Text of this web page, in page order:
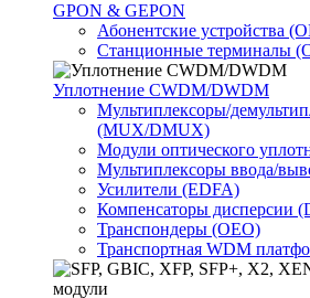
GPON & GEPON
Абонентские устройства
Станционные терминалы
Уплотнение CWDM/DWDM
Мультиплексоры/
(MUX/DMUX)
Модули оптического
Мультиплексоры ввода/
Усилители (EDFA)
Компенсаторы дисперсии
Транспондеры (OEO)
Транспортная WDM